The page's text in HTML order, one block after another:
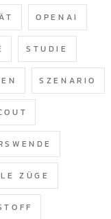
OPENAI
STUDIE
SZENARIO
ZÜGE